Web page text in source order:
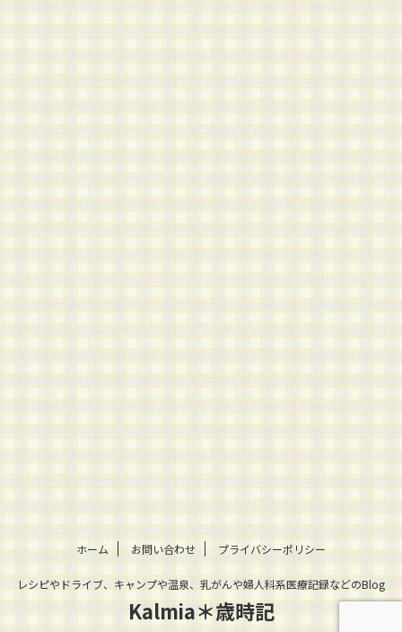
ホーム お問い合わせ プライバシーポリシー
レシピやドライブ、キャンプや温泉、乳がんや婦人科系医療記録などのBlog
Kalmia＊歳時記